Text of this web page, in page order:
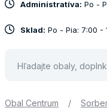
Administratíva: Po -
Sklad: Po - Pia: 7:00 -
Obal Centrum /